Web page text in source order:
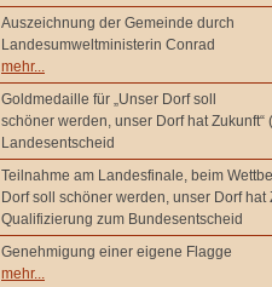
Auszeichnung der Gemeinde durch
Landesumweltministerin Conrad
mehr...
Goldmedaille für „Unser Dorf soll
schöner werden, unser Dorf hat Zukunft“
Landesentscheid
Teilnahme am Landesfinale, beim
Dorf soll schöner werden, unser Dorf hat
Qualifizierung zum Bundesentscheid
Genehmigung einer eigene Flagge
mehr...